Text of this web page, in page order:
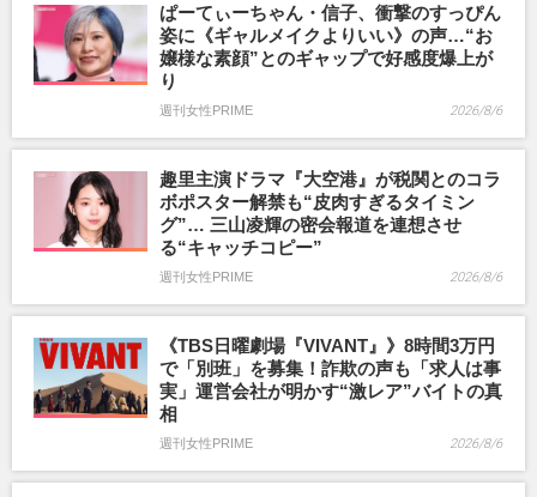
ぱーてぃーちゃん・信子、衝撃のすっぴん
姿に《ギャルメイクよりいい》の声…“お
嬢様な素顔”とのギャップで好感度爆上が
り
週刊女性PRIME 2026/8/6
趣里主演ドラマ『大空港』が税関とのコラ
ボポスター解禁も“皮肉すぎるタイミン
グ”… 三山凌輝の密会報道を連想させ
る“キャッチコピー”
週刊女性PRIME 2026/8/6
《TBS日曜劇場『VIVANT』》8時間3万円
で「別班」を募集！詐欺の声も「求人は事
実」運営会社が明かす“激レア”バイトの真
相
週刊女性PRIME 2026/8/6